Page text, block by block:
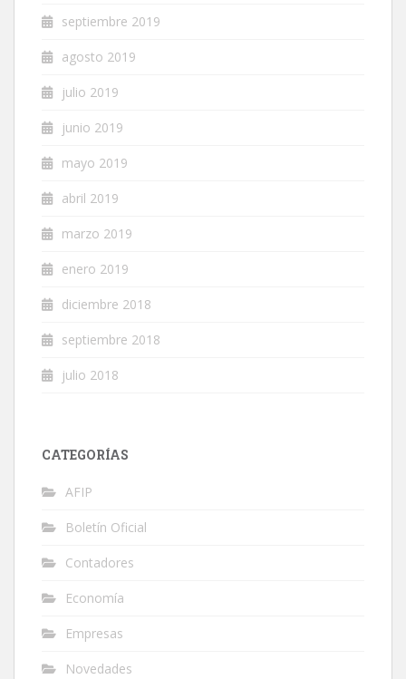
septiembre 2019
agosto 2019
julio 2019
junio 2019
mayo 2019
abril 2019
marzo 2019
enero 2019
diciembre 2018
septiembre 2018
julio 2018
CATEGORÍAS
AFIP
Boletín Oficial
Contadores
Economía
Empresas
Novedades